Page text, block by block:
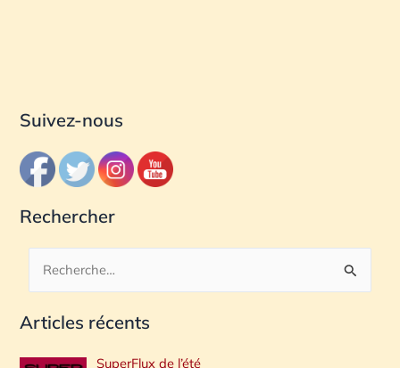
Suivez-nous
Rechercher
c
Articles récents
SuperFlux de l’été